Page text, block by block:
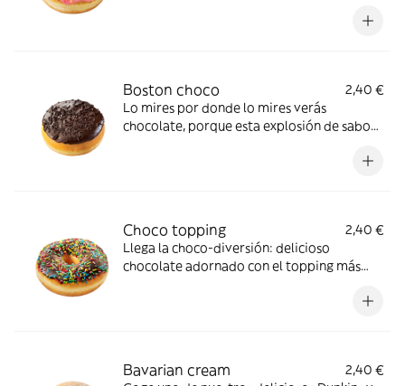
Boston choco
2,40 €
Lo mires por donde lo mires verás
chocolate, porque esta explosión de sabor
Choco topping
2,40 €
Llega la choco-diversión: delicioso
chocolate adornado con el topping más
Bavarian cream
2,40 €